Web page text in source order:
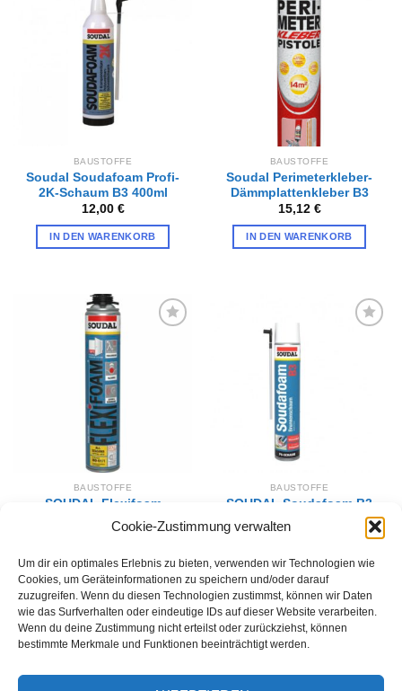
Cookie-Zustimmung verwalten
Um dir ein optimales Erlebnis zu bieten, verwenden wir Technologien wie
Cookies, um Geräteinformationen zu speichern und/oder darauf
zuzugreifen. Wenn du diesen Technologien zustimmst, können wir Daten
wie das Surfverhalten oder eindeutige IDs auf dieser Website verarbeiten.
Wenn du deine Zustimmung nicht erteilst oder zurückziehst, können
bestimmte Merkmale und Funktionen beeinträchtigt werden.
BAUSTOFFE
Soudal Soudafoam Profi-
2K-Schaum B3 400ml
12,00 €
IN DEN WARENKORB
BAUSTOFFE
Soudal Perimeterkleber-
Dämmplattenkleber B3
15,12 €
IN DEN WARENKORB
BAUSTOFFE
SOUDAL Flexifoam
Pistolenschaum /
Flexischaum
IN DEN WARENKORB
BAUSTOFFE
SOUDAL Soudafoam B3
Brunnen-Montageschaum
750ml
IN DEN WARENKORB